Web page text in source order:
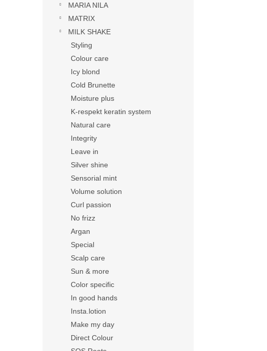
MARIA NILA
MATRIX
MILK SHAKE
Styling
Colour care
Icy blond
Cold Brunette
Moisture plus
K-respekt keratin system
Natural care
Integrity
Leave in
Silver shine
Sensorial mint
Volume solution
Curl passion
No frizz
Argan
Special
Scalp care
Sun & more
Color specific
In good hands
Insta.lotion
Make my day
Direct Colour